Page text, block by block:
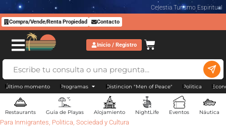
Celestia Turismo Espiritual
Compra/Vende/Renta Propiedad Contacto
Inicio / Registro
Último momento Programas Distincion "Men of Peace" Politica
Restaurants Guía de Playas Alojamiento NightLife Eventos Náutica
Para Inmigrantes, Politica, Sociedad y Cultura